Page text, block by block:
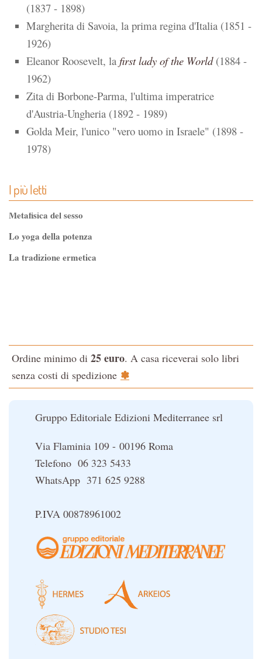
(1837 - 1898)
Margherita di Savoia, la prima regina d'Italia (1851 -
1926)
Eleanor Roosevelt, la first lady of the World(1884 -
1962)
Zita di Borbone-Parma, l'ultima imperatrice
d'Austria-Ungheria (1892 - 1989)
Golda Meir, l'unico "vero uomo in Israele" (1898 -
1978)
I più letti
Metafisica del sesso
Lo yoga della potenza
La tradizione ermetica
La Cabala
Il potere del serpente
Ordine minimo di 25 euro. A casa riceverai solo libri
senza costi di spedizione ✽
Gruppo Editoriale Edizioni Mediterranee srl
Via Flaminia 109 - 00196 Roma
Telefono 06 323 5433
WhatsApp 371 625 9288
P.IVA 00878961002